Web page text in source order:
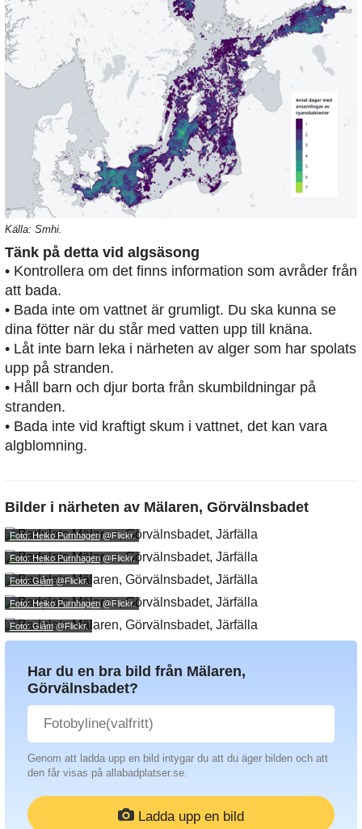
Källa: Smhi.
Tänk på detta vid algsäsong
• Kontrollera om det finns information som avråder från
att bada.
• Bada inte om vattnet är grumligt. Du ska kunna se
dina fötter när du står med vatten upp till knäna.
• Låt inte barn leka i närheten av alger som har spolats
upp på stranden.
• Håll barn och djur borta från skumbildningar på
stranden.
• Bada inte vid kraftigt skum i vattnet, det kan vara
algblomning.
Bilder i närheten av Mälaren, Görvälnsbadet
Foto: Heiko Purnhagen@Flickr.
Foto: Heiko Purnhagen@Flickr.
Foto: Giåm@Flickr.
Foto: Heiko Purnhagen@Flickr.
Foto: Giåm@Flickr.
Har du en bra bild från Mälaren,
Görvälnsbadet?
Genom att ladda upp en bild intygar du att du äger bilden och att
den får visas på allabadplatser.se.
Ladda upp en bild